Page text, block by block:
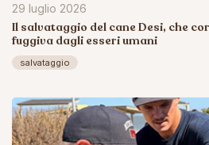
29 luglio 2026
Il salvataggio del cane Desi, che
fuggiva dagli esseri umani
salvataggio